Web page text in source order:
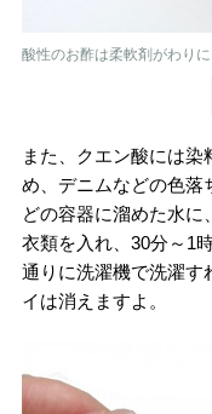
酸性のお酢は柔軟剤がわり
また、クエン酸には
め、デニムなどの色落
どの容器に溜めた水に
衣類を入れ、30分～1
通りに洗濯機で洗濯す
イは消えますよ。